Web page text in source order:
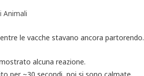
Animali
le vacche stavano ancora partorendo.
alcuna reazione.